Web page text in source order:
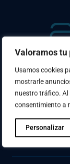
Valoramos tu
Usamos cookies
mostrarle
nuestro tráfico. Al
consentimiento a
Personalizar
¿No has
buscador